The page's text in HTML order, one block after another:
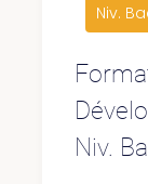
Niv.
Niv.